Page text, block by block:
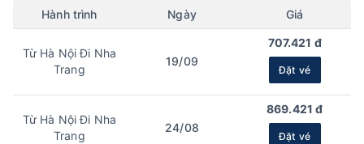
Hành trình Ngày Giá
Từ Hà Nội Đi Nha
Trang
19/09
707.421 đ
Đặt vé
Từ Hà Nội Đi Nha
Trang
24/08
869.421 đ
Đặt vé